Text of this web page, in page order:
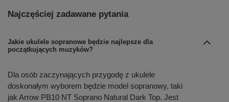
Najczęściej zadawane pytania
Jakie ukulele sopranowe będzie najlepsze dla
początkujących muzyków?
Dla osób zaczynających przygodę z ukulele
doskonałym wyborem będzie model sopranowy, taki
jak Arrow PB10 NT Soprano Natural Dark Top. Jest